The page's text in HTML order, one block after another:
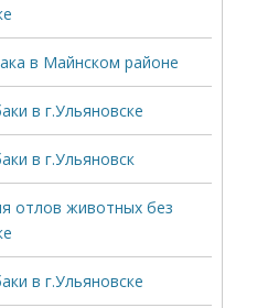
в Майнском районе
в г.Ульяновске
в г.Ульяновск
отлов животных без
в г.Ульяновске